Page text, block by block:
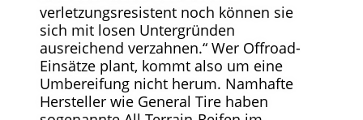
verletzungsresistent noch können sie
sich mit losen Untergründen
ausreichend verzahnen.“ Wer Offroad-
Einsätze plant, kommt also um eine
Umbereifung nicht herum. Namhafte
Hersteller wie General Tire haben